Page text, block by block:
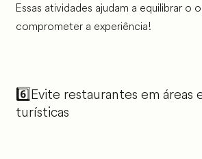
Essas atividades ajudam a equilibrar o
comprometer a experiência!
6️⃣Evite restaurantes em áreas
turísticas